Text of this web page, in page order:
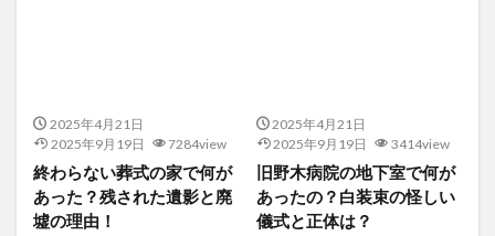
2025年4月21日
2025年9月19日
7284view
終わらない葬式の家で何が
あった？残された遺影と廃
墟の理由！
2025年4月21日
2025年9月19日
3414view
旧野木病院の地下室で何が
あったの？白装束の怪しい
儀式と正体は？